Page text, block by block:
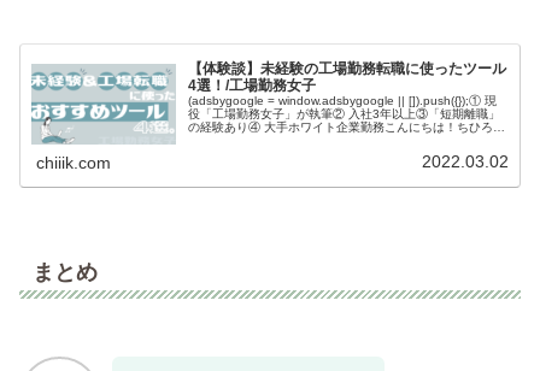
【体験談】未経験の工場勤務転職に使ったツール
4選！/工場勤務女子
(adsbygoogle = window.adsbygoogle || []).push({});① 現
役「工場勤務女子」が執筆② 入社3年以上③「短期離職」
の経験あり④ 大手ホワイト企業勤務こんにちは！ちひろで
chiiik.com 2022.03.02
まとめ